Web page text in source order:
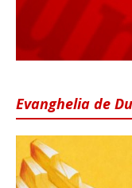
Evanghelia de